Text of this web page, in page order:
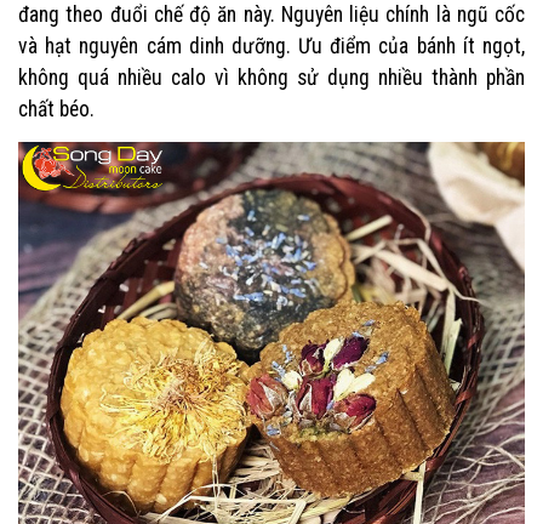
đang theo đuổi chế độ ăn này. Nguyên liệu chính là ngũ cốc
và hạt nguyên cám dinh dưỡng. Ưu điểm của bánh ít ngọt,
không quá nhiều calo vì không sử dụng nhiều thành phần
chất béo.